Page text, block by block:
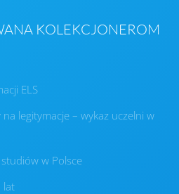
KOLEKCJONEROM
ELS
legitymacje – wykaz uczelni w
w Polsce
lat